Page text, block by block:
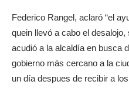
Federico Rangel, aclaró “el
quein llevó a cabo el
acudió a la alcaldía en busca
gobierno más cercano a la
un día despues de recibir a